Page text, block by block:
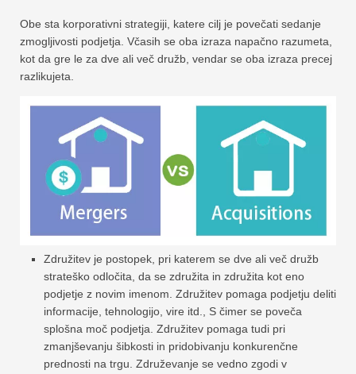
Obe sta korporativni strategiji, katere cilj je povečati sedanje
zmogljivosti podjetja. Včasih se oba izraza napačno razumeta,
kot da gre le za dve ali več družb, vendar se oba izraza precej
razlikujeta.
Združitev je postopek, pri katerem se dve ali več družb
strateško odločita, da se združita in združita kot eno
podjetje z novim imenom. Združitev pomaga podjetju deliti
informacije, tehnologijo, vire itd., S čimer se poveča
splošna moč podjetja. Združitev pomaga tudi pri
zmanjševanju šibkosti in pridobivanju konkurenčne
prednosti na trgu. Združevanje se vedno zgodi v